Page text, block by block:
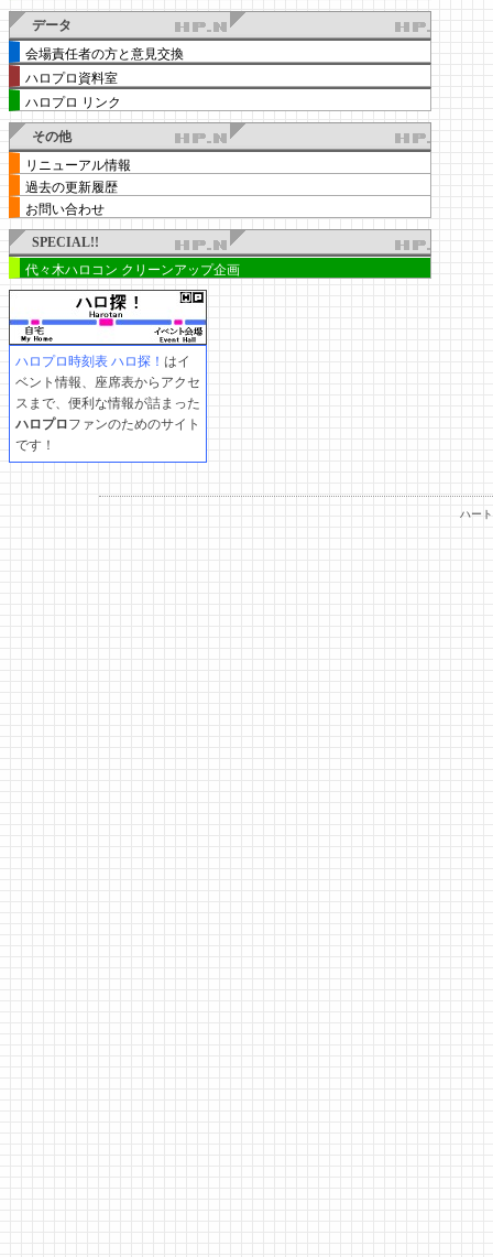
データ
会場責任者の方と意見交換
ハロプロ資料室
ハロプロ リンク
その他
リニューアル情報
過去の更新履歴
お問い合わせ
SPECIAL!!
代々木ハロコン クリーンアップ企画
ハロプロ時刻表 ハロ探！ はイ
ベント情報、座席表からアクセ
スまで、便利な情報が詰まった
ハロプロファンのためのサイト
です！
ハー